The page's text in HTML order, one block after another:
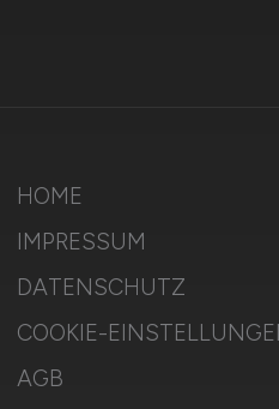
HOME
IMPRESSUM
DATENSCHUTZ
COOKIE-
AGB